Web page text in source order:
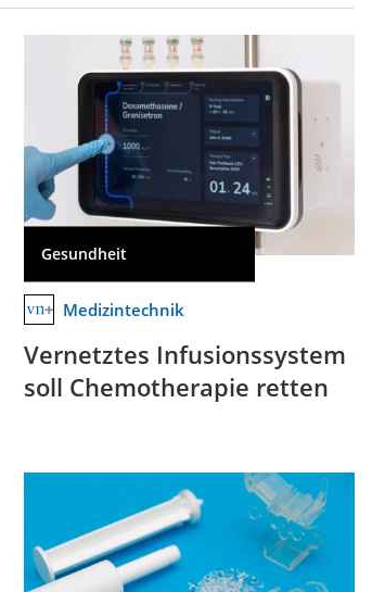
Gesundheit
Medizintechnik
Vernetztes Infusionssystem
soll Chemotherapie retten